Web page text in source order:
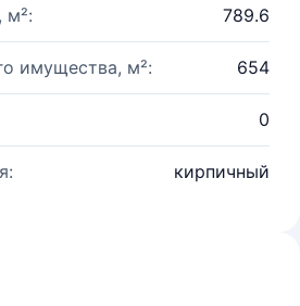
м²: 789.6
имущества, м²: 654
0
кирпичный